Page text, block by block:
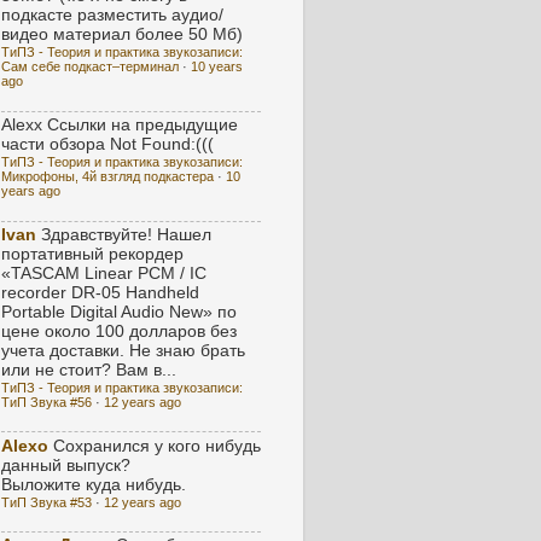
подкасте разместить аудио/
видео материал более 50 Мб)
ТиПЗ - Теория и практика звукозаписи:
Сам себе подкаст–терминал · 10 years
ago
Alexx Ссылки на предыдущие
части обзора Not Found:(((
ТиПЗ - Теория и практика звукозаписи:
Микрофоны, 4й взгляд подкастера · 10
years ago
Ivan Здравствуйте! Нашел
портативный рекордер
«TASCAM Linear PCM / IC
recorder DR-05 Handheld
Portable Digital Audio New» по
цене около 100 долларов без
учета доставки. Не знаю брать
или не стоит? Вам в...
ТиПЗ - Теория и практика звукозаписи:
ТиП Звука #56 · 12 years ago
Alexo Сохранился у кого нибудь
данный выпуск?
Выложите куда нибудь.
ТиП Звука #53 · 12 years ago